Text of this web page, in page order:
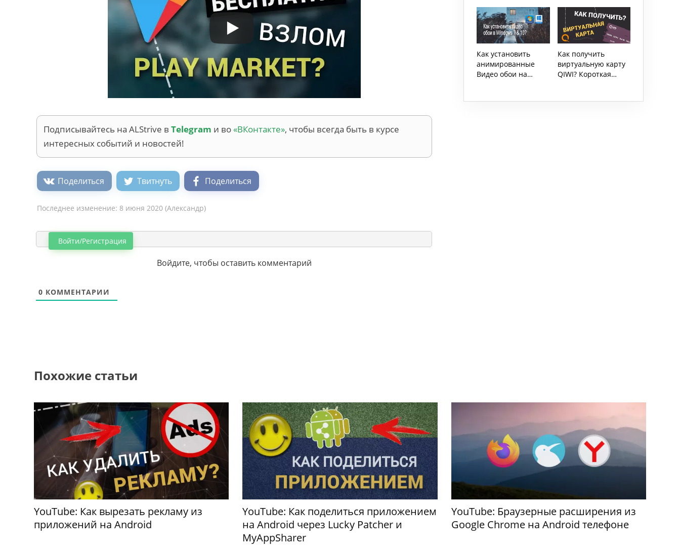
Подписывайтесь на ALStrive в Telegram и во«ВКонтакте», чтобы всегда быть в курсе
интересных событий и новостей!
Поделиться Твитнуть Поделиться
Последнее изменение: 8 июня 2020 (Александр)
Войти/Регистрация
Войдите, чтобы оставить комментарий
0 КОММЕНТАРИИ
это запрещает
Как установить
анимированные
Видео обои на
Как получить
виртуальную карту
QIWI? Короткая
Похожие статьи
YouTube: Как вырезать рекламу из
приложений на Android
YouTube: Как поделиться приложением
на Android через Lucky Patcher и
MyAppSharer
YouTube: Браузерные расширения из
Google Chrome на Android телефоне